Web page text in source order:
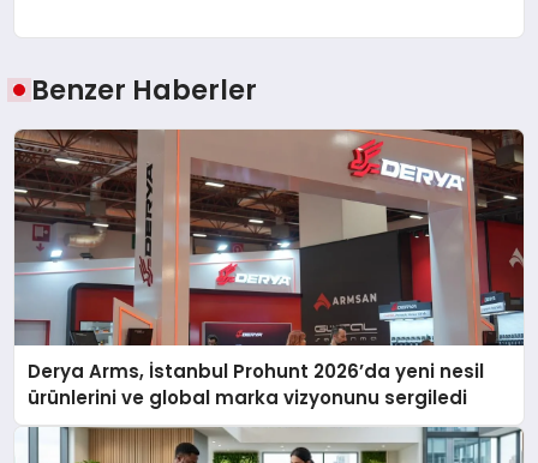
Benzer Haberler
Derya Arms, İstanbul Prohunt 2026’da yeni nesil
ürünlerini ve global marka vizyonunu sergiledi